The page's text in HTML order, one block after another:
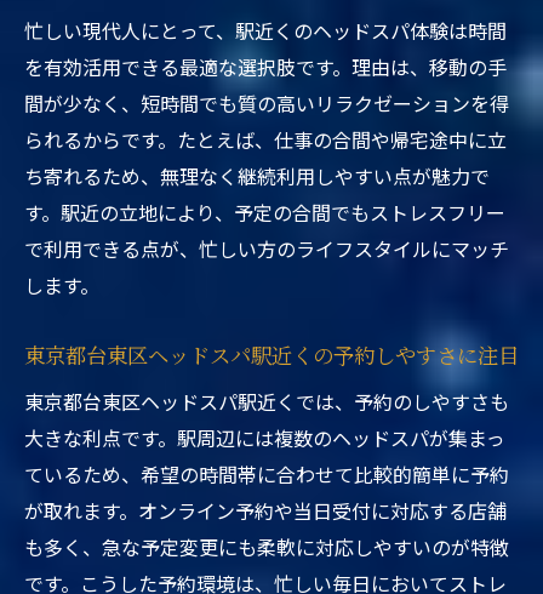
忙しい現代人にとって、駅近くのヘッドスパ体験は時間
を有効活用できる最適な選択肢です。理由は、移動の手
間が少なく、短時間でも質の高いリラクゼーションを得
られるからです。たとえば、仕事の合間や帰宅途中に立
ち寄れるため、無理なく継続利用しやすい点が魅力で
す。駅近の立地により、予定の合間でもストレスフリー
で利用できる点が、忙しい方のライフスタイルにマッチ
します。
東京都台東区ヘッドスパ駅近くの予約しやすさに注目
東京都台東区ヘッドスパ駅近くでは、予約のしやすさも
大きな利点です。駅周辺には複数のヘッドスパが集まっ
ているため、希望の時間帯に合わせて比較的簡単に予約
が取れます。オンライン予約や当日受付に対応する店舗
も多く、急な予定変更にも柔軟に対応しやすいのが特徴
です。こうした予約環境は、忙しい毎日においてストレ